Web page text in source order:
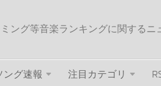
ング等音楽ランキングに関するニ
ング速報 注目カテゴリ